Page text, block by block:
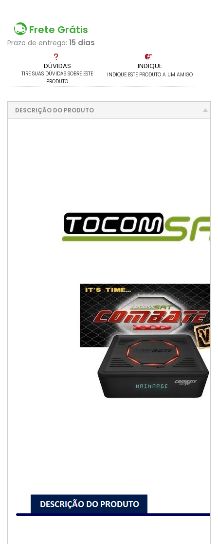
DÚVIDAS
TIRE SUAS DÚVIDAS SOBRE ESTE
PRODUTO
INDIQUE
INDIQUE ESTE PRODUTO A UM AMIGO
Frete Grátis
Prazo de entrega: 15 dias
DESCRIÇÃO DO PRODUTO